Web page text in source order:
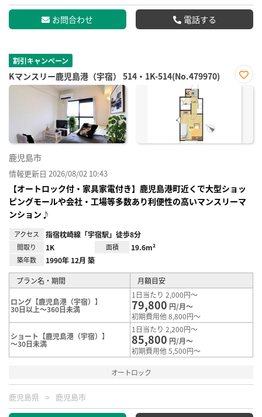
お問合わせ 電話する
割引キャンペーン
Kマンスリー鹿児島港（宇宿） 514・1K-514(No.479970)
お気
鹿児島市
情報更新日 2026/08/02 10:43
【オートロック付・家具家電付き】鹿児島港町近くで大型ショッ
ピングモールや会社・工場等多数あり利便性の高いマンスリーマ
ンション♪
アクセス 指宿枕崎線「宇宿駅」徒歩8分
間取り 1K 面積 19.6m²
築年数 1990年 12月 築
プラン名・期間 月額目安
ロング【鹿児島港（宇宿）】
30日以上～360日未満
1日当たり 2,000円～
79,800 円/月～
初期費用他 8,800円～
ショート【鹿児島港（宇宿）】
～30日未満
1日当たり 2,200円～
85,800 円/月～
初期費用他 5,500円～
オートロック
鹿児島県 鹿児島市